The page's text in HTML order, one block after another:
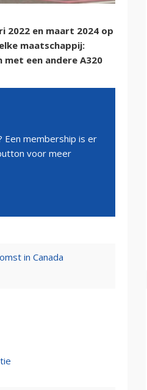
2022 en maart 2024 op
maatschappij:
met een andere A320
Een membership is er
voor meer
in Canada